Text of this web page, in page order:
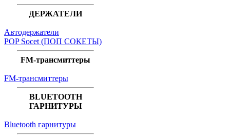
ДЕРЖАТЕЛИ
Автодержатели
POP Socet (ПОП СОКЕТЫ)
FM-трансмиттеры
FM-трансмиттеры
BLUETOOTH
ГАРНИТУРЫ
Bluetooth гарнитуры